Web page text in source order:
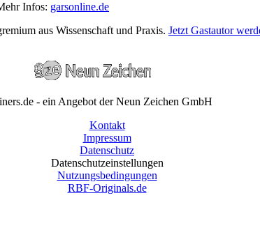
Infos: garsonline.de
aus Wissenschaft und Praxis. Jetzt Gastautor
- ein Angebot der Neun Zeichen GmbH
Kontakt
Impressum
Datenschutz
Datenschutzeinstellungen
Nutzungsbedingungen
RBF-Originals.de